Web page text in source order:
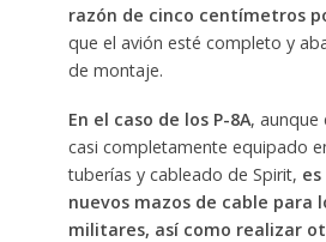
razón de cinco centímetros
que el avión esté completo y
de montaje.
En el caso de los P-8A, aunque
casi completamente equipado
tuberías y cableado de Spirit,
nuevos mazos de cable para
militares, así como realizar